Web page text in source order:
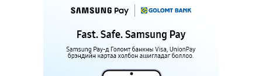
настай охиныг 7 дахь өдрөө хайж байна
АҮЭБЯ: Тэгш, сондгойг мөрдөөгүй 7 ШТС-д
торгууль ногдуулах, тусгай зөвшөөрлийг нь
цуцлах хүртэл арга хэмжээ авахыг сануулав